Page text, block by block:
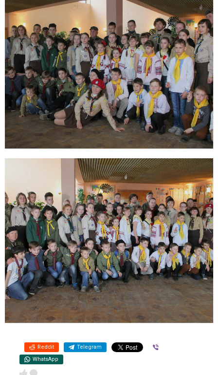
Reddit Telegram
WhatsApp